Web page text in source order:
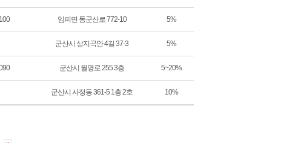
임피면 동군산로 772-10 5%
군산시 상지곡안 4길 37-3 5%
군산시 월명로 255 3층 5~20%
군산시 사정동 361-5 1층 2호 10%